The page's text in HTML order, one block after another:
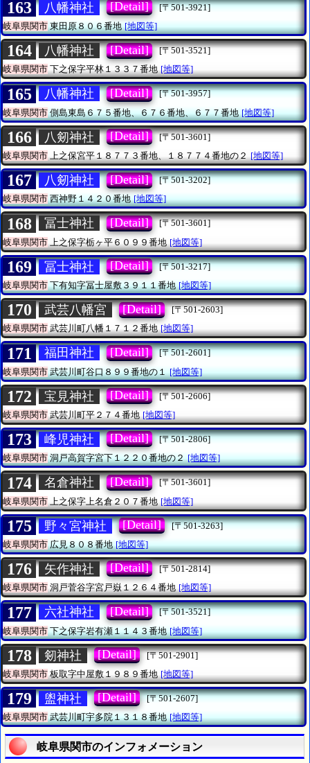
163 八幡神社 [Detail]
[〒501-3921]
岐阜県関市東田原８０６番地 [地図等]
164 八幡神社 [Detail]
[〒501-3521]
岐阜県関市下之保字平林１３３７番地 [地図等]
165 八幡神社 [Detail]
[〒501-3957]
岐阜県関市側島東島６７５番地、６７６番地、６７７番地 [地図等]
166 八剱神社 [Detail]
[〒501-3601]
岐阜県関市上之保宮平１８７７３番地、１８７７４番地の２ [地図等]
167 八剱神社 [Detail]
[〒501-3202]
岐阜県関市西神野１４２０番地 [地図等]
168 冨士神社 [Detail]
[〒501-3601]
岐阜県関市 上之保字栃ヶ平６０９９番地 [地図等]
169 冨士神社 [Detail]
[〒501-3217]
岐阜県関市下有知字冨士屋敷３９１１番地 [地図等]
170 武芸八幡宮 [Detail]
[〒501-2603]
岐阜県関市武芸川町八幡１７１２番地 [地図等]
171 福田神社 [Detail]
[〒501-2601]
岐阜県関市武芸川町谷口８９９番地の１ [地図等]
172 宝見神社 [Detail]
[〒501-2606]
岐阜県関市武芸川町平２７４番地 [地図等]
173 峰児神社 [Detail]
[〒501-2806]
岐阜県関市洞戸高賀字宮下１２２０番地の２ [地図等]
174 名倉神社 [Detail]
[〒501-3601]
岐阜県関市 上之保字上名倉２０７番地 [地図等]
175 野々宮神社 [Detail]
[〒501-3263]
岐阜県関市広見８０８番地 [地図等]
176 矢作神社 [Detail]
[〒501-2814]
岐阜県関市洞戸菅谷字宮戸嶽１２６４番地 [地図等]
177 六社神社 [Detail]
[〒501-3521]
岐阜県関市下之保字岩有瀬１１４３番地 [地図等]
178 剱神社 [Detail]
[〒501-2901]
岐阜県関市板取字中屋敷１９８９番地 [地図等]
179 盥神社 [Detail]
[〒501-2607]
岐阜県関市武芸川町宇多院１３１８番地 [地図等]
岐阜県関市のインフォメーション